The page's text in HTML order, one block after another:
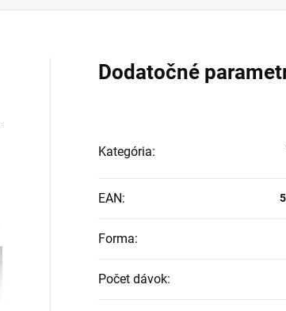
Dodatočné
Kategória:
EAN:
Forma:
Počet dávok: